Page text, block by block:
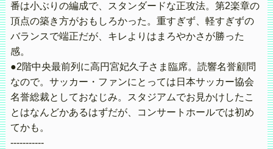
番は小ぶりの編成で、スタンダードな正攻法。第2楽章の
頂点の築き方がおもしろかった。重すぎず、軽すぎずの
バランスで端正だが、キレよりはまろやかさが勝った
感。
●2階中央最前列に高円宮妃久子さま臨席。読響名誉顧問
なので。サッカー・ファンにとっては日本サッカー協会
名誉総裁としておなじみ。スタジアムでお見かけしたこ
とはなんどかあるはずだが、コンサートホールでは初め
てかも。
-----------